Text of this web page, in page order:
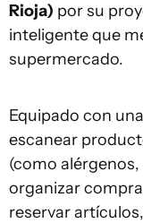
Rioja) por su
inteligente que
supermercado.
Equipado con
escanear
(como
organizar
reservar